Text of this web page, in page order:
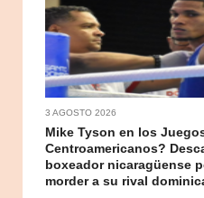
3 AGOSTO 2026
Mike Tyson en los
Centroamericanos?
boxeador nicaragüense
morder a su rival